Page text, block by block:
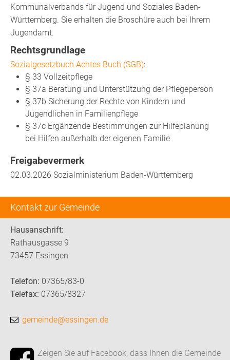
Kontakt zur Gemeinde
Hausanschrift:
Rathausgasse 9
73457 Essingen
Telefon: 07365/83-0
Telefax: 07365/8327
gemeinde@essingen.de
Zeigen Sie auf Facebook, dass Ihnen die Gemeinde
Kommunalverbands für Jugend und Soziales Baden-
Württemberg. Sie erhalten die Broschüre auch bei Ihrem
Jugendamt.
Rechtsgrundlage
Sozialgesetzbuch Achtes Buch (SGB):
§ 33 Vollzeitpflege
§ 37a Beratung und Unterstützung der Pflegeperson
§ 37b Sicherung der Rechte von Kindern und
Jugendlichen in Familienpflege
§ 37c Ergänzende Bestimmungen zur Hilfeplanung
bei Hilfen außerhalb der eigenen Familie
Freigabevermerk
02.03.2026 Sozialministerium Baden-Württemberg